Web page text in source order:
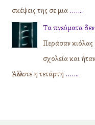
σκέψεις της σε μια ....…
Τα πνεύματα
Περάσαν κιόλας
σχολεία και
Άλλωστε η τετάρτη ....…